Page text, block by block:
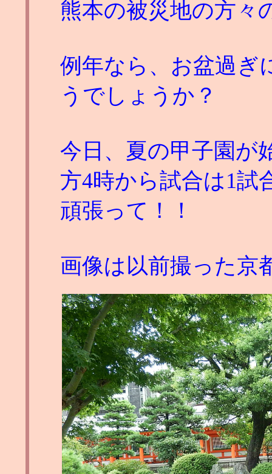
熊本の被災地の方々
例年なら、お盆過ぎ
うでしょうか？
今日、夏の甲子園が
方4時から試合は1試
頑張って！！
画像は以前撮った京